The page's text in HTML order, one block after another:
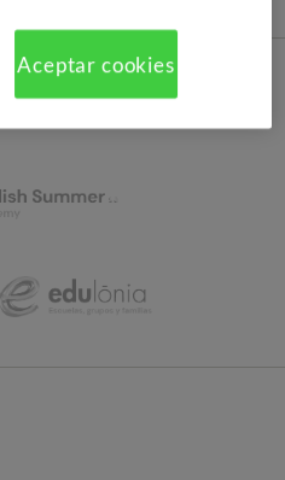
Aceptar cookies